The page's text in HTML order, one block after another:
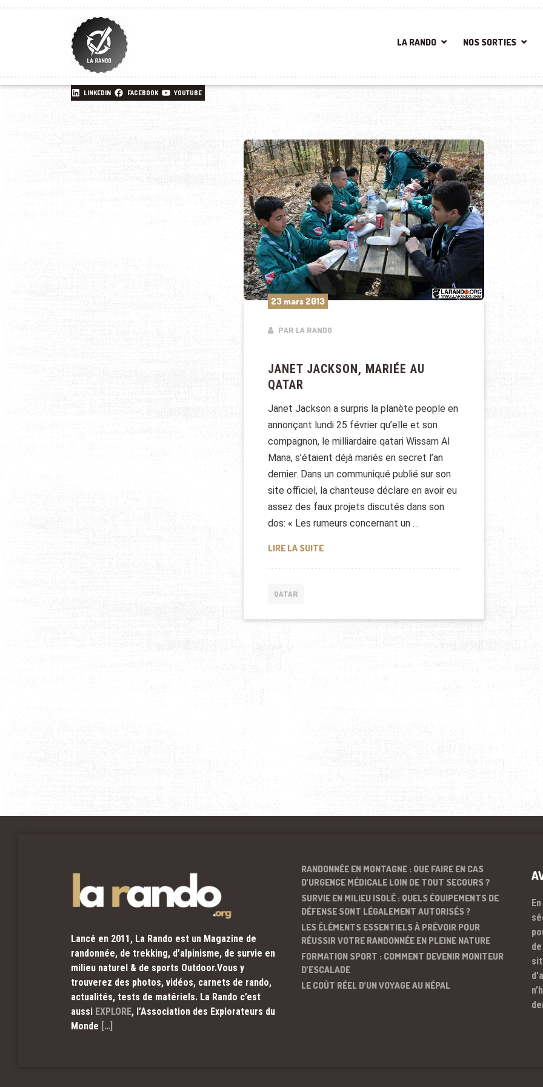
LA RANDO NOS SORTIES
LINKEDIN FACEBOOK YOUTUBE
23 mars 2013
PAR LA RANDO
JANET JACKSON, MARIÉE AU
QATAR
Janet Jackson a surpris la planète people en
annonçant lundi 25 février qu’elle et son
compagnon, le milliardaire qatari Wissam Al
Mana, s’étaient déjà mariés en secret l’an
dernier. Dans un communiqué publié sur son
site officiel, la chanteuse déclare en avoir eu
assez des faux projets discutés dans son
dos: « Les rumeurs concernant un …
LIRE LA SUITEJANET JACKSON, MARIÉE AU QATAR
QATAR
Lancé en 2011, La Rando est un Magazine de
randonnée, de trekking, d’alpinisme, de survie en
milieu naturel & de sports Outdoor.Vous y
trouverez des photos, vidéos, carnets de rando,
actualités, tests de matériels. La Rando c’est
aussi EXPLORE, l’Association des Explorateurs du
Monde […]
RANDONNÉE EN MONTAGNE : QUE FAIRE EN CAS
D’URGENCE MÉDICALE LOIN DE TOUT SECOURS ?
SURVIE EN MILIEU ISOLÉ : QUELS ÉQUIPEMENTS DE
DÉFENSE SONT LÉGALEMENT AUTORISÉS ?
LES ÉLÉMENTS ESSENTIELS À PRÉVOIR POUR
RÉUSSIR VOTRE RANDONNÉE EN PLEINE NATURE
FORMATION SPORT : COMMENT DEVENIR MONITEUR
D’ESCALADE
LE COÛT RÉEL D’UN VOYAGE AU NÉPAL